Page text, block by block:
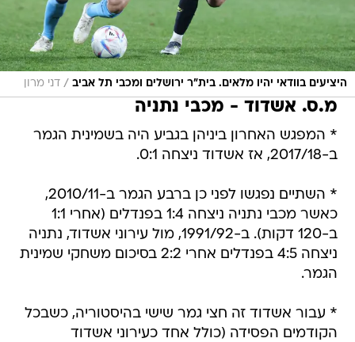
היציעים בוודאי יהיו מלאים. בית"ר ירושלים ומכבי תל אביב / דני מרון
מ.ס. אשדוד - מכבי נתניה
* המפגש האחרון ביניהן בגביע היה בשמינית הגמר
ב-2017/18, אז אשדוד ניצחה 0:1.
* השתיים נפגשו לפני כן ברבע הגמר ב-2010/11,
כאשר מכבי נתניה ניצחה 1:4 בפנדלים (אחרי 1:1
ב-120 דקות). ב-1991/92, מול עירוני אשדוד, נתניה
ניצחה 4:5 בפנדלים אחרי 2:2 בסיכום משחקי שמינית
הגמר.
* עבור אשדוד זה חצי גמר שישי בהיסטוריה, כשבכל
הקודמים הפסידה (כולל אחד כעירוני אשדוד